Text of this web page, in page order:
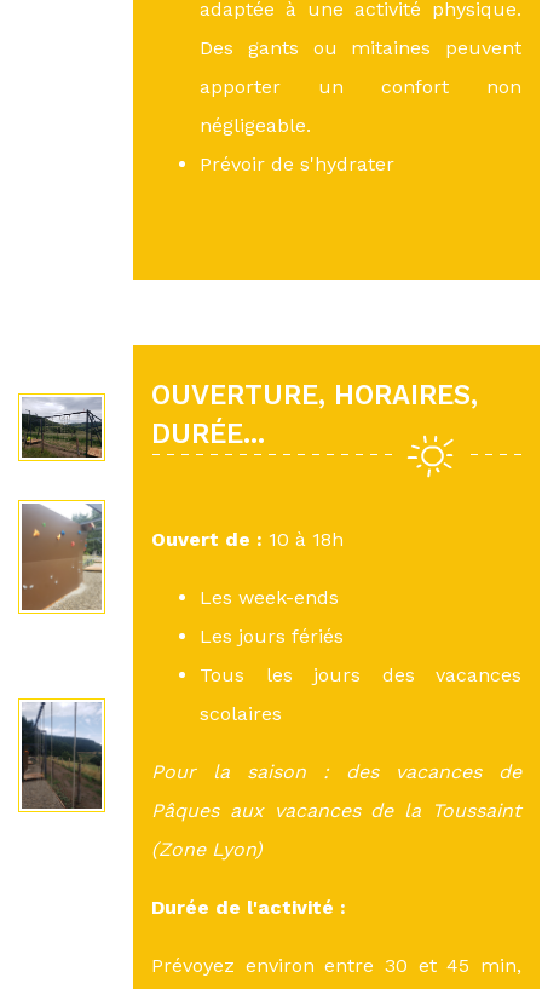
adaptée à une activité physique.
Des gants ou mitaines peuvent
apporter un confort non
négligeable.
Prévoir de s'hydrater
OUVERTURE, HORAIRES,
DURÉE...
Ouvert de : 10 à 18h
Les week-ends
Les jours fériés
Tous les jours des vacances
scolaires
Pour la saison : des vacances de
Pâques aux vacances de la Toussaint
(Zone Lyon)
Durée de l'activité :
Prévoyez environ entre 30 et 45 min,